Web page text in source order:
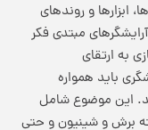
ابزارها و روندهای
مبتدی فکر
به ارتقای
باید همواره
این موضوع شامل
برش و شینیون و حتی